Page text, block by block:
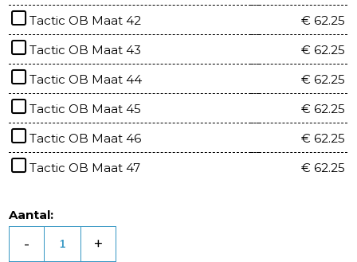
Tactic OB Maat 42
€ 62.25
Tactic OB Maat 43
€ 62.25
Tactic OB Maat 44
€ 62.25
Tactic OB Maat 45
€ 62.25
Tactic OB Maat 46
€ 62.25
Tactic OB Maat 47
€ 62.25
Aantal:
- +